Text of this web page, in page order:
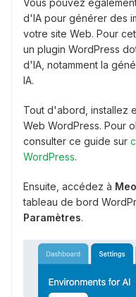
d'IA pour générer des
votre site Web. Pour
un plugin WordPress
d'IA, notamment la
IA.
Tout d'abord, installez
Web WordPress. Pour
consulter ce guide sur
WordPress.
Ensuite, accédez à
tableau de bord
Paramètres.